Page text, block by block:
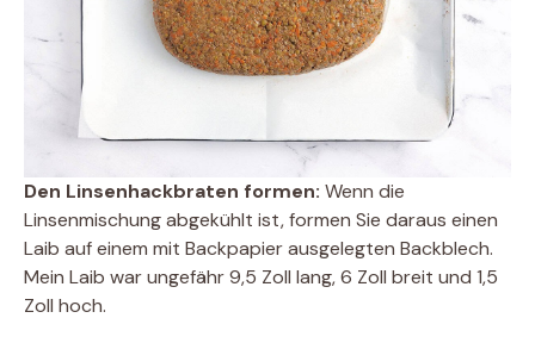
Den Linsenhackbraten formen: Wenn die
Linsenmischung abgekühlt ist, formen Sie daraus einen
Laib auf einem mit Backpapier ausgelegten Backblech.
Mein Laib war ungefähr 9,5 Zoll lang, 6 Zoll breit und 1,5
Zoll hoch.